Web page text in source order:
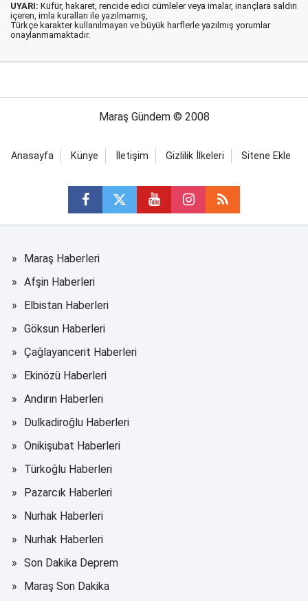
UYARI: Küfür, hakaret, rencide edici cümleler veya imalar, inançlara saldırı
içeren, imla kuralları ile yazılmamış,
Türkçe karakter kullanılmayan ve büyük harflerle yazılmış yorumlar
onaylanmamaktadır.
Maraş Gündem © 2008
Anasayfa Künye İletişim Gizlilik İlkeleri Sitene Ekle
Maraş Haberleri
Afşin Haberleri
Elbistan Haberleri
Göksun Haberleri
Çağlayancerit Haberleri
Ekinözü Haberleri
Andırın Haberleri
Dulkadiroğlu Haberleri
Onikişubat Haberleri
Türkoğlu Haberleri
Pazarcık Haberleri
Nurhak Haberleri
Nurhak Haberleri
Son Dakika Deprem
Maraş Son Dakika